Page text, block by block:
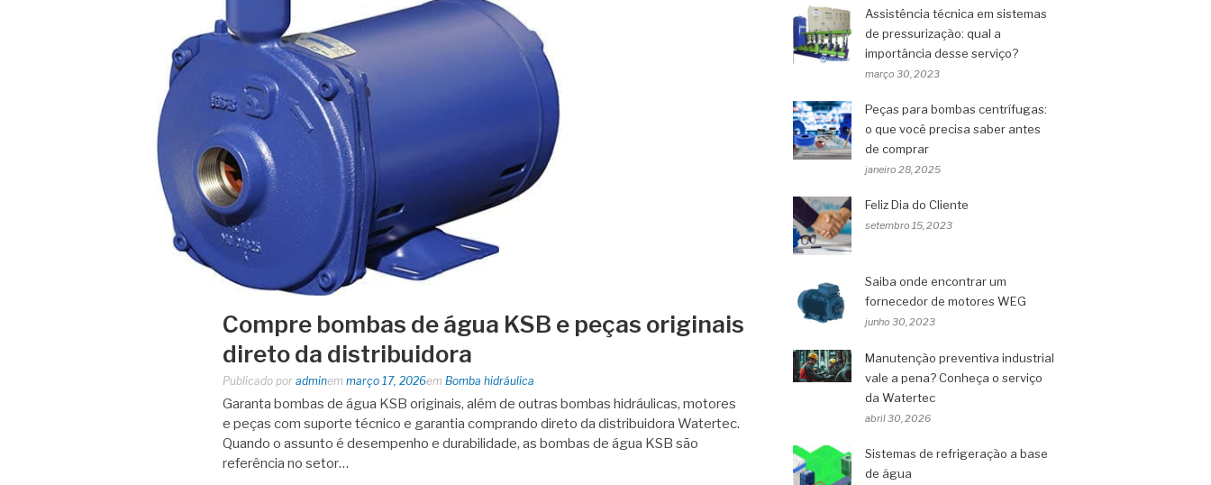
Compre bombas de água KSB e peças originais
direto da distribuidora
Publicado por adminem março 17, 2026em Bomba hidráulica
Garanta bombas de água KSB originais, além de outras bombas hidráulicas, motores
e peças com suporte técnico e garantia comprando direto da distribuidora Watertec.
Quando o assunto é desempenho e durabilidade, as bombas de água KSB são
referência no setor…
Assistência técnica em sistemas
de pressurização: qual a
importância desse serviço?
março 30, 2023
Peças para bombas centrífugas:
o que você precisa saber antes
de comprar
janeiro 28, 2025
Feliz Dia do Cliente
setembro 15, 2023
Saiba onde encontrar um
fornecedor de motores WEG
junho 30, 2023
Manutenção preventiva industrial
vale a pena? Conheça o serviço
da Watertec
abril 30, 2026
Sistemas de refrigeração a base
de água